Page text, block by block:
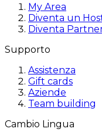
My Area
Diventa un
Diventa
Supporto
Assistenza
Gift cards
Aziende
Team building
Cambio Lingua